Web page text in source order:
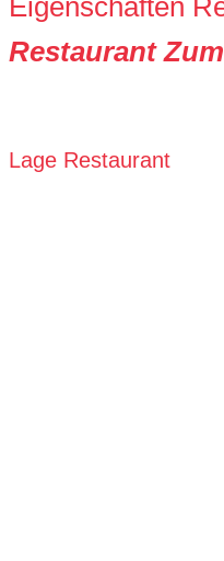
Eigenschaften
Restaurant
Lage Restaurant